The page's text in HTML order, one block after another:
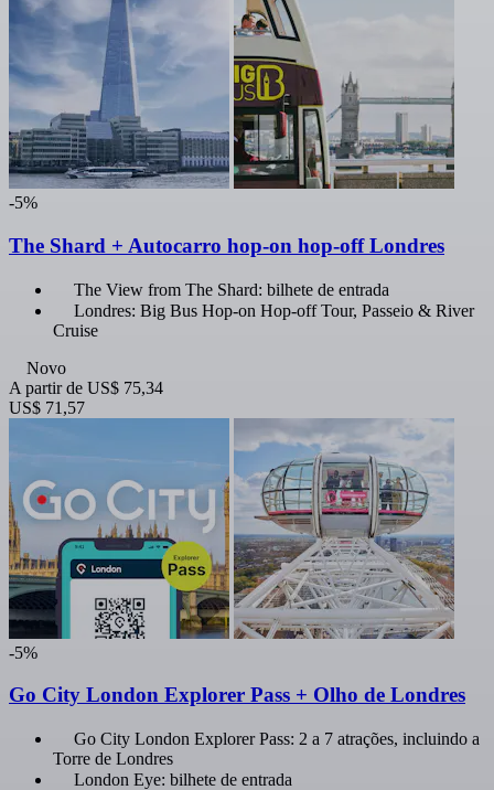
-5%
The Shard + Autocarro hop-on hop-off Londres
The View from The Shard: bilhete de entrada
Londres: Big Bus Hop-on Hop-off Tour, Passeio & River
Cruise
Novo
A partir de US$ 75,34
US$ 71,57
-5%
Go City London Explorer Pass + Olho de Londres
Go City London Explorer Pass: 2 a 7 atrações, incluindo a
Torre de Londres
London Eye: bilhete de entrada